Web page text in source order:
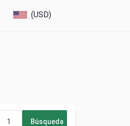
(USD)
1 Búsqueda